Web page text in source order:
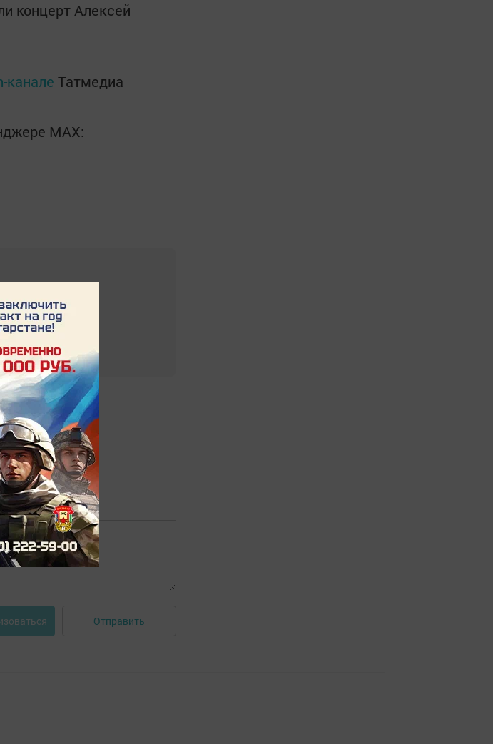
концерт Алексей
канале Татмедиа
MАХ:
Отправить